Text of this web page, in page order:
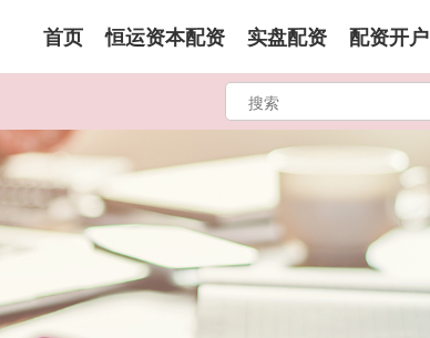
首页 恒运资本配资 实盘配资 配资开户